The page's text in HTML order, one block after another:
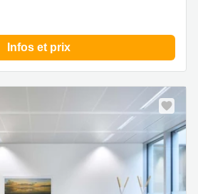
Infos et prix